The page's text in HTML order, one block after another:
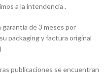
a la intendencia .
de 3 meses por
packaging y factura original
publicaciones se encuentran